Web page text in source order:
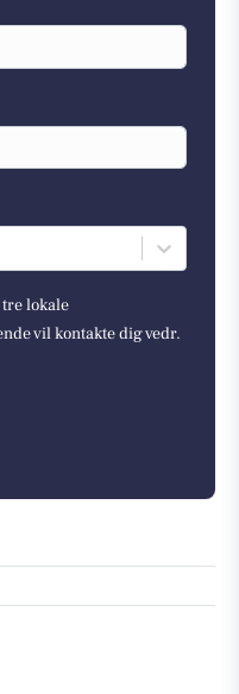
lokale
vil kontakte dig vedr.